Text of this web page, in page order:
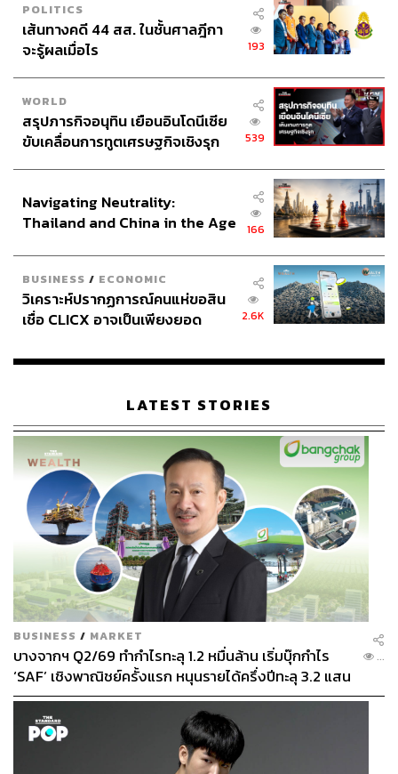
POLITICS
เส้นทางคดี 44 สส. ในชั้นศาลฎีกา
จะรู้ผลเมื่อไร
193
WORLD
สรุปภารกิจอนุทิน เยือนอินโดนีเซีย
ขับเคลื่อนการทูตเศรษฐกิจเชิงรุก
539
Navigating Neutrality:
Thailand and China in the Age
166
BUSINESS / ECONOMIC
วิเคราะห์ปรากฏการณ์คนแห่ขอสิน
เชื่อ CLICX อาจเป็นเพียงยอด
เรือนไทยที่ถูกซุกไว้
2.6K
LATEST STORIES
BUSINESS / MARKET
บางจากฯ Q2/69 ทำกำไรทะลุ 1.2 หมื่นล้าน เริ่มบุ๊กกำไร
‘SAF’ เชิงพาณิชย์ครั้งแรก หนุนรายได้ครึ่งปีทะลุ 3.2 แสน
ล้าน
...